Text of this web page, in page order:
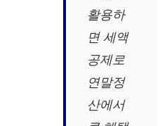
활용하
면 세액
공제로
연말정
산에서